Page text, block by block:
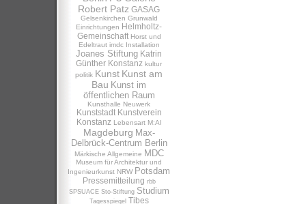
Robert Patz GASAG
Gelsenkirchen Grunwald
Einrichtungen Helmholtz-
Gemeinschaft Horst und
Edeltraut imdc Installation
Joanes Stiftung Katrin
Günther Konstanz kultur
politik Kunst Kunst am
Bau Kunst im
öffentlichen Raum
Kunsthalle Neuwerk
Kunststadt Kunstverein
Konstanz Lebensart M:AI
Magdeburg Max-
Delbrück-Centrum Berlin
Märkische Allgemeine MDC
Museum für Architektur und
Ingenieurkunst NRW Potsdam
Pressemitteilung rbb
SPSUACE Sto-Stiftung Studium
Tagesspiegel Tibes